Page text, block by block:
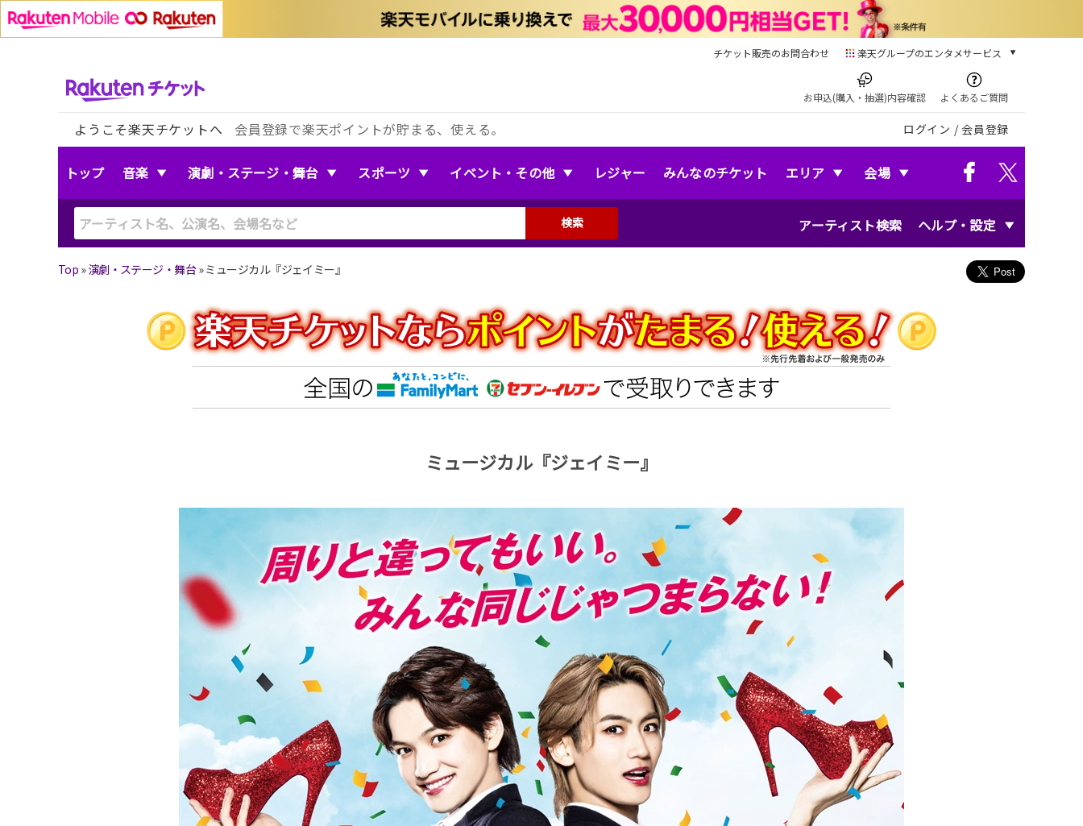
チケット販売のお問合わせ 楽天グループのエンタメサービス
本/ゲーム/CD/DVD
楽天ブックス
電子書籍
楽天Kobo
音楽配信
Rakuten PLAY
無料テレビ
お申込(購入・抽選)内容確認 よくあるご質問
ようこそ楽天チケットへ 会員登録で楽天ポイントが貯まる、使える。 ログイン / 会員登録
トップ 音楽 演劇・ステージ・舞台 スポーツ イベント・その他 レジャー みんなのチケット エリア 会場
アーティスト検索 ヘルプ・設定
検索
Top »演劇・ステージ・舞台»ミュージカル『ジェイミー』
ミュージカル『ジェイミー』